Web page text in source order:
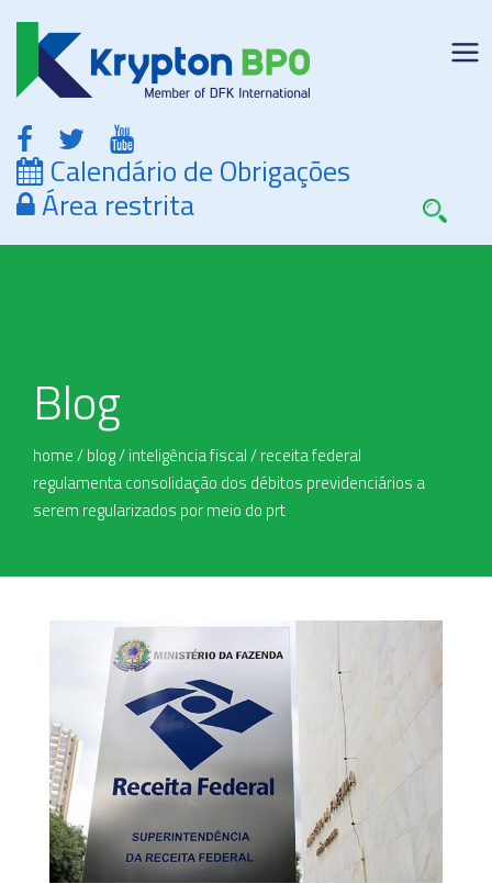
Calendário de Obrigações
Área restrita
Blog
home/blog/inteligência fiscal/receita federal
regulamenta consolidação dos débitos previdenciários a
serem regularizados por meio do prt